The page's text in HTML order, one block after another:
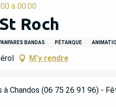
à 00:00
Roch
FANFARES BANDAS PÉTANQUE
M'y rendre
Chandos (06 75 26 91 96) -